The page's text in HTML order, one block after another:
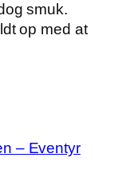
smuk.
op med at
– Eventyr